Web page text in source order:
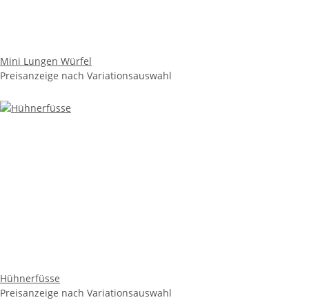
Mini Lungen Würfel
Preisanzeige nach Variationsauswahl
Hühnerfüsse
Preisanzeige nach Variationsauswahl